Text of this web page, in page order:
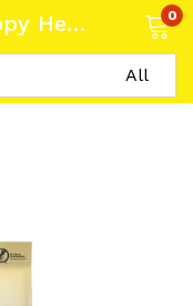
Pienso ACANA Puppy Heritage Razas Grandes 11,4kg: Nutrición Óptima para Cachorros 0